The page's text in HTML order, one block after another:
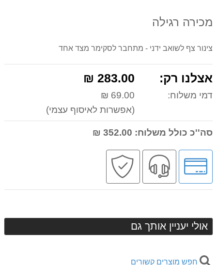
מכירה רגילה
צינור צף לשואב ידני - מתחבר לסקימר מצד אחד
אצלנו רק: 283.00 ₪
דמי משלוח:
69.00 ₪
(אפשרות לאיסוף עצמי)
סה''כ כולל משלוח:
לחץ
לאפשרויות
תשלומים
שירות
מקצועי
אולי יעניין אותך גם
חפש מוצרים קשורים